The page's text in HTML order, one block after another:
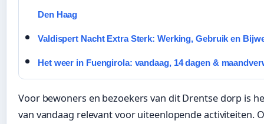
Den Haag
Valdispert Nacht Extra Sterk: Werking, Gebruik en
Het weer in Fuengirola: vandaag, 14 dagen &
Voor bewoners en bezoekers van dit Drentse dorp is
van vandaag relevant voor uiteenlopende activiteiten.